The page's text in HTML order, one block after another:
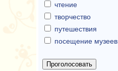
чтение
творчество
путешествия
посещение музеев